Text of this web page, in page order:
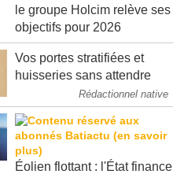
le groupe Holcim relève ses
objectifs pour 2026
Vos portes stratifiées et
huisseries sans attendre
Rédactionnel native
Éolien flottant : l'État finance